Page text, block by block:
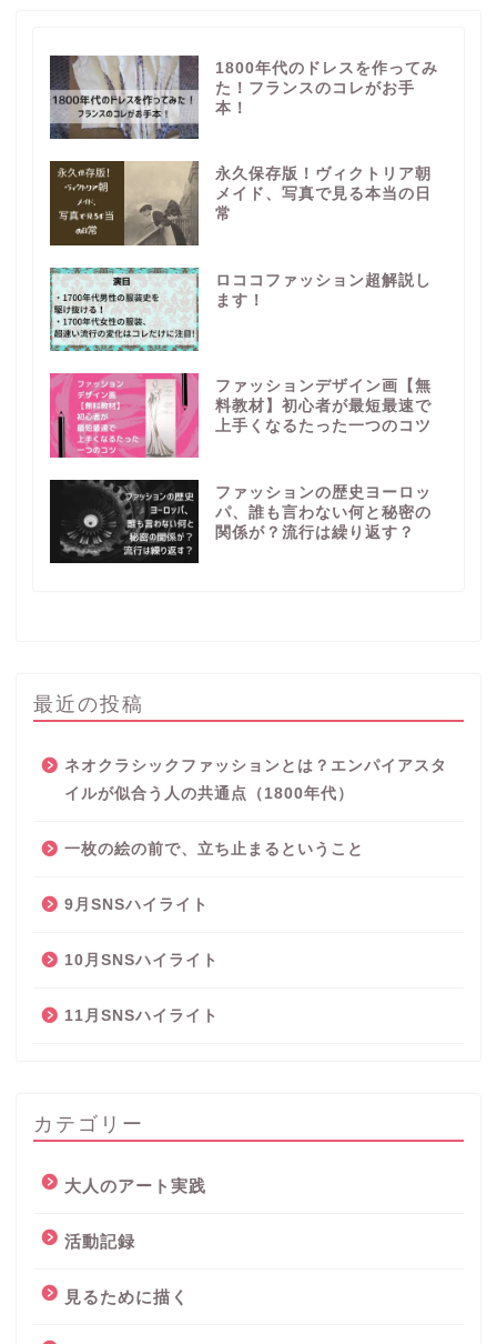
1800年代のドレスを作ってみ
た！フランスのコレがお手
本！
永久保存版！ヴィクトリア朝
メイド、写真で見る本当の日
常
ロココファッション超解説し
ます！
ファッションデザイン画【無
料教材】初心者が最短最速で
上手くなるたった一つのコツ
ファッションの歴史ヨーロッ
パ、誰も言わない何と秘密の
関係が？流行は繰り返す？
最近の投稿
ネオクラシックファッションとは？エンパイアスタ
イルが似合う人の共通点（1800年代）
一枚の絵の前で、立ち止まるということ
9月SNSハイライト
10月SNSハイライト
11月SNSハイライト
カテゴリー
大人のアート実践
活動記録
見るために描く